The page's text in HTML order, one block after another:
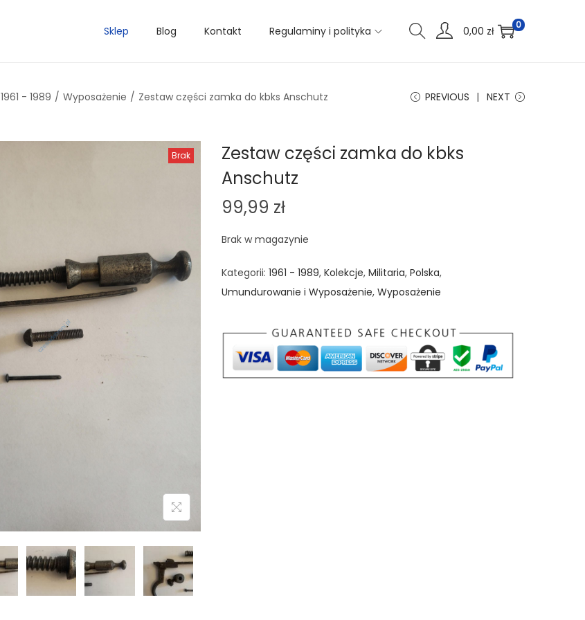
Sklep Blog Kontakt Regulaminy i polityka 0,00 zł 0
1961 - 1989 / Wyposażenie / Zestaw części zamka do kbks Anschutz PREVIOUS NEXT
Brak
Zestaw części zamka do kbks
Anschutz
99,99 zł
Brak w magazynie
Kategorii: 1961 - 1989, Kolekcje, Militaria, Polska,
Umundurowanie i Wyposażenie, Wyposażenie